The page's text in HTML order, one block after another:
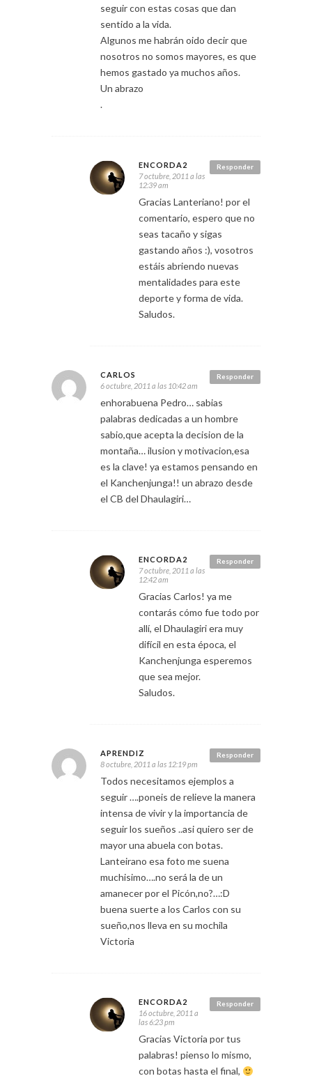
seguir con estas cosas que dan
sentido a la vida.
Algunos me habrán oido decir que
nosotros no somos mayores, es que
hemos gastado ya muchos años.
Un abrazo
.
Responder
ENCORDA2
7 octubre, 2011 a las
12:39 am
Gracias Lanteriano! por el
comentario, espero que no
seas tacaño y sigas
gastando años :), vosotros
estáis abriendo nuevas
mentalidades para este
deporte y forma de vida.
Saludos.
Responder
CARLOS
6 octubre, 2011 a las 10:42 am
enhorabuena Pedro… sabias
palabras dedicadas a un hombre
sabio,que acepta la decision de la
montaña… ilusion y motivacion,esa
es la clave! ya estamos pensando en
el Kanchenjunga!! un abrazo desde
el CB del Dhaulagiri…
Responder
ENCORDA2
7 octubre, 2011 a las
12:42 am
Gracias Carlos! ya me
contarás cómo fue todo por
allí, el Dhaulagiri era muy
difícil en esta época, el
Kanchenjunga esperemos
que sea mejor.
Saludos.
Responder
APRENDIZ
8 octubre, 2011 a las 12:19 pm
Todos necesitamos ejemplos a
seguir ….poneis de relieve la manera
intensa de vivir y la importancia de
seguir los sueños ..asi quiero ser de
mayor una abuela con botas.
Lanteirano esa foto me suena
muchisimo….no será la de un
amanecer por el Picón,no?…:D
buena suerte a los Carlos con su
sueño,nos lleva en su mochila
Victoria
Responder
ENCORDA2
16 octubre, 2011 a
las 6:23 pm
Gracias Victoria por tus
palabras! pienso lo mismo,
con botas hasta el final,